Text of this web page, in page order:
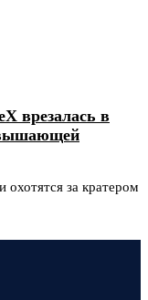
врезалась в
за кратером